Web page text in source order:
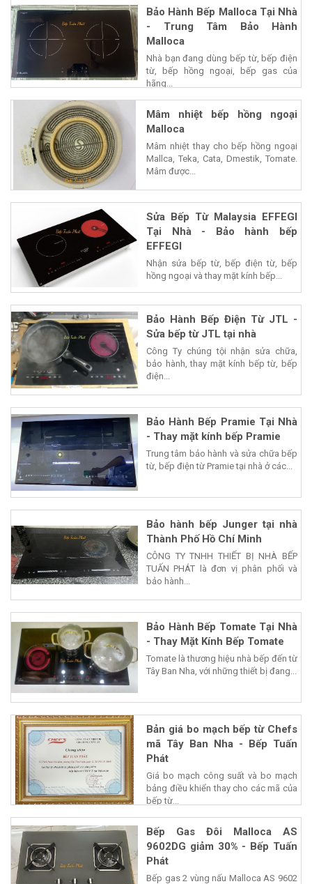
Bảo Hành Bếp Malloca Tại Nhà
- Trung Tâm Bảo Hành
Malloca
Nhà bạn đang dùng bếp từ, bếp điện
từ, bếp hồng ngoại, bếp gas của
hãng...
Mâm nhiệt bếp hồng ngoại
Malloca
Mâm nhiệt thay cho bếp hồng ngoại
Mallca, Teka, Cata, Dmestik, Tomate.
Mâm được...
Sửa Bếp Từ Malaysia EFFEGI
Tại Nhà - Bảo hành bếp
EFFEGI
Nhận sửa bếp từ, bếp điện từ, bếp
hồng ngoại và thay mặt kính bếp...
Bảo Hành Bếp Điện Từ JTL -
Sửa bếp từ JTL tại nhà
Công Ty chúng tội nhận sửa chữa,
bảo hành, thay mặt kính bếp từ, bếp
điện...
Bảo Hành Bếp Pramie Tại Nhà
- Thay mặt kính bếp Pramie
Trung tâm bảo hành và sửa chữa bếp
từ, bếp điện từ Pramie tại nhà ở các...
Bảo hành bếp Junger tại nhà
Thành Phố Hồ Chí Minh
CÔNG TY TNHH THIẾT BỊ NHÀ BẾP
TUẤN PHÁT là đơn vị phân phối và
bảo hành...
Bảo Hành Bếp Tomate Tại Nhà
- Thay Mặt Kính Bếp Tomate
Tomate là thương hiệu nhà bếp đến từ
Tây Ban Nha, với những thiết bị đang...
Bản giá bo mạch bếp từ Chefs
mã Tây Ban Nha - Bếp Tuấn
Phát
Giá bo mạch công suất và bo mạch
bảng điều khiển thay cho các mã của
bếp từ...
Bếp Gas Đôi Malloca AS
9602DG giảm 30% - Bếp Tuấn
Phát
Bếp gas 2 vùng nấu Malloca AS 9602